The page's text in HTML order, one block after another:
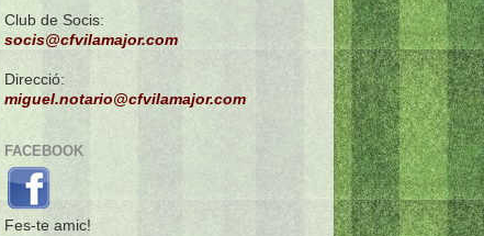
Club de Socis:
socis@cfvilamajor.com
Direcció:
miguel.notario@cfvilamajor.com
FACEBOOK
Fes-te amic!